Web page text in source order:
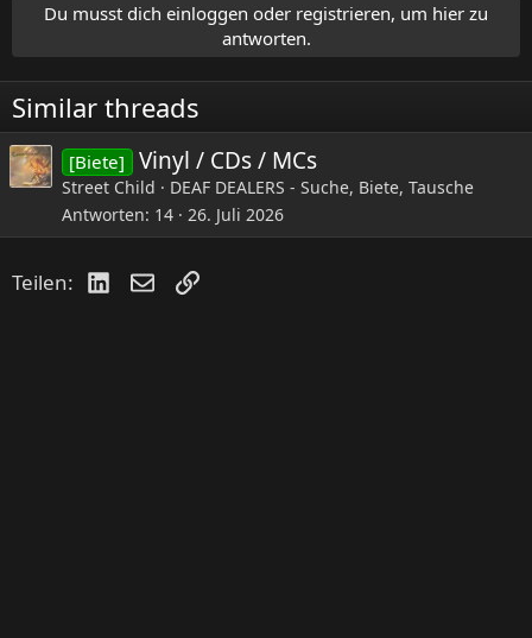
Du musst dich einloggen oder registrieren, um hier zu
antworten.
Similar threads
[Biete] Vinyl / CDs / MCs
Street Child
DEAF DEALERS - Suche, Biete, Tausche
Antworten 14 26. Juli 2026
Teilen: LinkedIn
E-MailLink